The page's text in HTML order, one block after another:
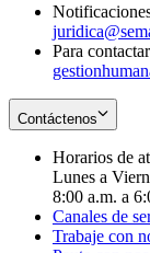
Para
Contáctenos
Horarios de
Lunes a
8:00 a.m. a
Canales de
Trabaje con